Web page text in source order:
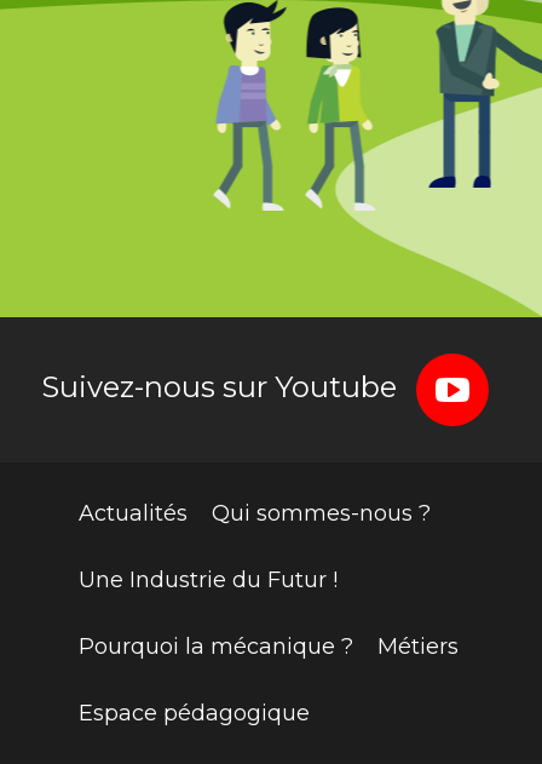
Suivez-nous sur Youtube
Actualités Qui sommes-nous ?
Une Industrie du Futur !
Pourquoi la mécanique ? Métiers
Espace pédagogique